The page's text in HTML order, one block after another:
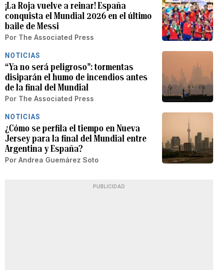
¡La Roja vuelve a reinar! España
conquista el Mundial 2026 en el último
baile de Messi
Por The Associated Press
NOTICIAS
“Ya no será peligroso”: tormentas
disiparán el humo de incendios antes
de la final del Mundial
Por The Associated Press
NOTICIAS
¿Cómo se perfila el tiempo en Nueva
Jersey para la final del Mundial entre
Argentina y España?
Por Andrea Guemárez Soto
PUBLICIDAD